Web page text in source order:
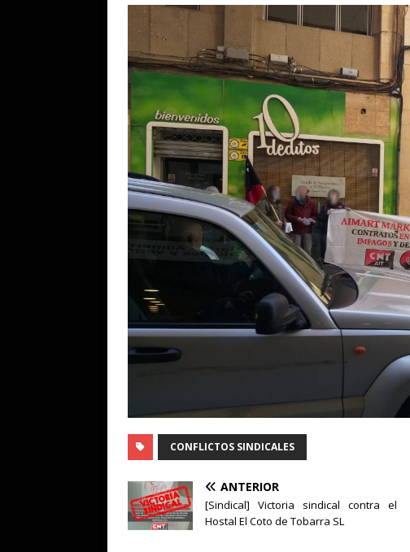
CONFLICTOS SINDICALES
ANTERIOR
[Sindical] Victoria sindical contra el
Hostal El Coto de Tobarra SL